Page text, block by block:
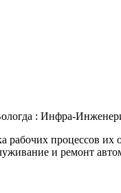
: Инфра-
процессов
и ремонт